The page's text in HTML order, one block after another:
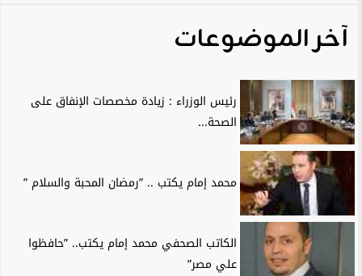
آخر الموضوعات
رئيس الوزراء : زيادة مخصصات الإنفاق على
الصحة...
محمد إمام يكتب .. ”رمضان المحبة والسلام ”
الكاتب الصحفي محمد إمام يكتب.. ”حافظوا
علي مصر”